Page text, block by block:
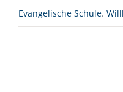
Evangelische Schule,